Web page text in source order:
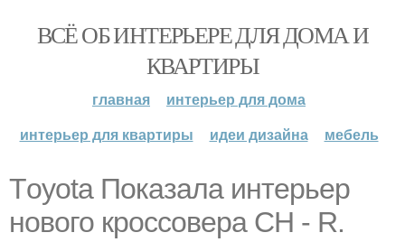
ВСЁ ОБ ИНТЕРЬЕРЕ ДЛЯ ДОМА И
КВАРТИРЫ
главная
интерьер для дома
интерьер для квартиры
идеи дизайна мебель
Тoyota Показала интерьер
нового кроссовера CH - R.